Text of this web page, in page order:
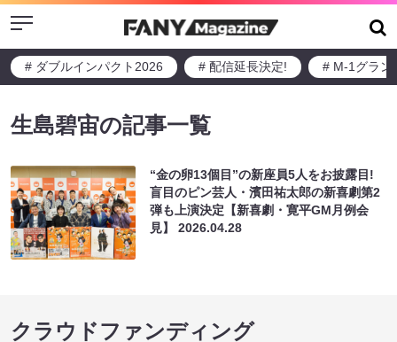
Menu
# ダブルインパクト2026 # 配信延長決定! # M-1グラン
生島碧宙の記事一覧
“金の卵13個目”の新座員5人をお披露目!
盲目のピン芸人・濱田祐太郎の新喜劇第2
弾も上演決定【新喜劇・寛平GM月例会
見】2026.04.28
クラウドファンディング